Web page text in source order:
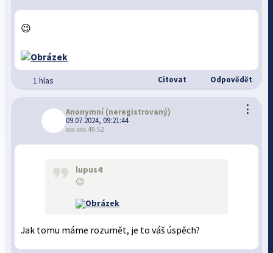
😉
1 hlas Citovat Odpovědět
⋮
Anonymní (neregistrovaný)
09.07.2024, 09:21:44
xxx.xxx.49.52
lupus4:
😉
Jak tomu máme rozumět, je to váš úspěch?